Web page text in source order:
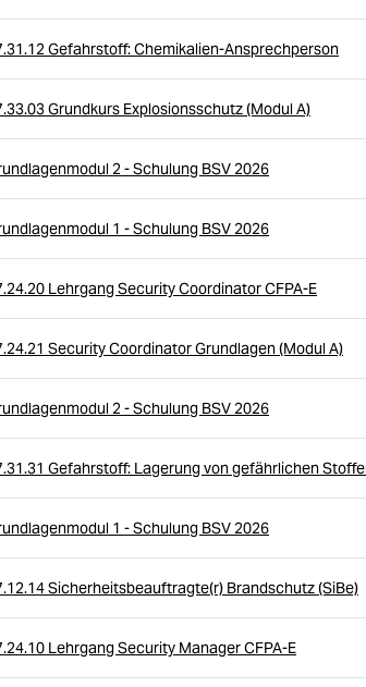
Gefahrstoff: Chemikalien-Ansprechperson
Grundkurs Explosionsschutz (Modul A)
2 - Schulung BSV 2026
1 - Schulung BSV 2026
Lehrgang Security Coordinator CFPA-E
Security Coordinator Grundlagen (Modul A)
2 - Schulung BSV 2026
Gefahrstoff: Lagerung von gefährlichen
1 - Schulung BSV 2026
Sicherheitsbeauftragte(r) Brandschutz (SiBe)
Lehrgang Security Manager CFPA-E